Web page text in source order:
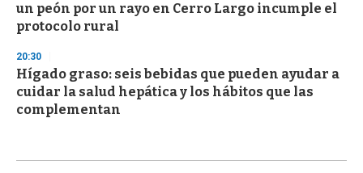
un peón por un rayo en Cerro Largo incumple el
protocolo rural
20:30
Hígado graso: seis bebidas que pueden ayudar a
cuidar la salud hepática y los hábitos que las
complementan